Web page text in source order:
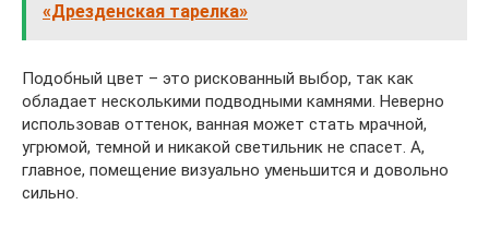
«Дрезденская тарелка»
Подобный цвет – это рискованный выбор, так как
обладает несколькими подводными камнями. Неверно
использовав оттенок, ванная может стать мрачной,
угрюмой, темной и никакой светильник не спасет. А,
главное, помещение визуально уменьшится и довольно
сильно.